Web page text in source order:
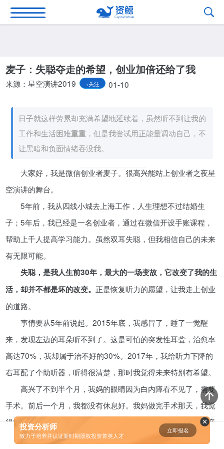
麦子：失聪夺走的希望，创业加倍还给了我
来源：星空演讲2019 +关注 01-10
日子就这样劳累却充满希望地延续着，虽然听不到让我的
工作和生活困难重重，但是我尝试用正能量调动自己，不
让黑暗和负面情绪吞没我。
大家好，我是微信创业者麦子。很高兴能站上创业者之夜星
空演讲的舞台。
5年前，我从四线小城去上海工作，人生理想不过结婚生
子；5年后，我已经是一名创业者，通过在微信开设手账课程，
帮助上千人提高学习能力。虽然双耳失聪，但我相信自己的未来
有无限可能。
失聪，是我人生前30年，最大的一场变故，它改变了我的生
活，却并不都是坏的改变。 正是恢复听力的愿望，让我走上创业
的道路。
事情要从5年前说起。2015年底，我感冒了，睡了一觉醒
来，发现左边的耳朵听不到了。这是可怕的突发性耳聋，治愈率
高达70%，我却属于治不好的30%。2017年，我给听力下降的
右耳配了个助听器，听得很清楚，那时我觉得未来特别有希望。
高兴了不到半个月，我妈的眼睛因为白内障看不见了，需要
手术。前后一个月，我都没有休息好。我妈做完手术那天，我觉
得轻松一点了，好好睡了一觉。醒来之后，我唯一可以听到声音
的右耳也听不到了。
投资分析师
致力于培养并认证新时期股权投资菁英人才
立即报名